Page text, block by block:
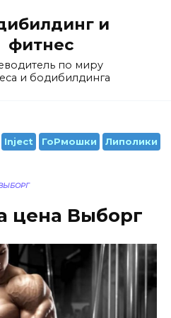
и
фитнес
по миру
и бодибилдинга
Inject ГоРмошки Липолики
цена Выборг